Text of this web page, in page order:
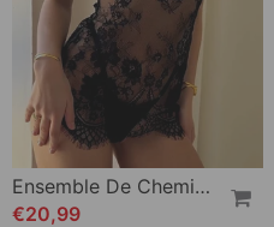
Ensemble De Chemise De Nuit – Sexy Caraco
€20,99